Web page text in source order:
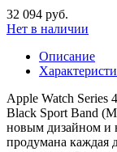
32 094 руб.
Нет в наличии
Описание
Apple Watch Series
Black Sport Band
новым дизайном и
продумана каждая